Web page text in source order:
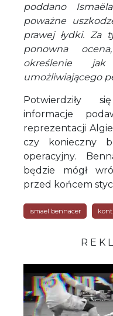
poddano
poważne
prawej łydki. Za
ponowna
określenie jak
umożliwiającego
Potwierdziły
informacje
reprezentacji
czy konieczny
operacyjny.
będzie mógł
przed końcem
ismael bennacer
R E K